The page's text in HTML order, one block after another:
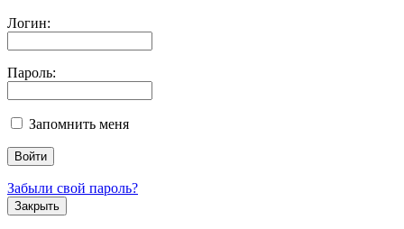
Логин:
Пароль:
Запомнить меня
Забыли свой пароль?
Закрыть